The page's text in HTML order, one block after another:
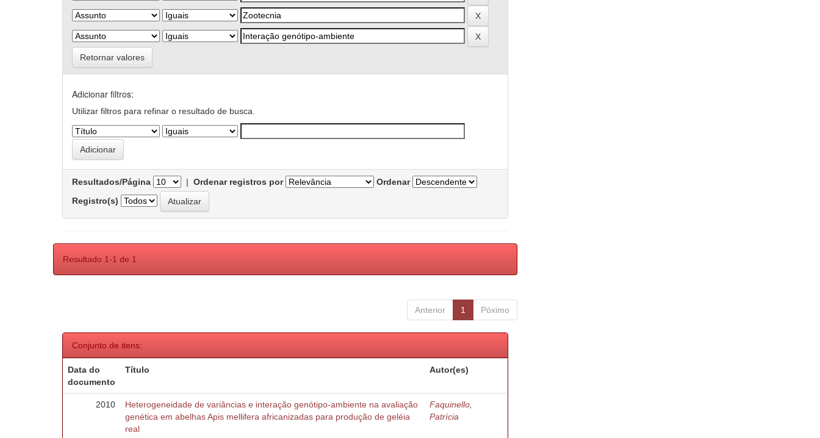
Retornar valores
Adicionar filtros:
Utilizar filtros para refinar o resultado de busca.
Resultados/Página | Ordenar registros por
Ordenar
Registro(s)
Resultado 1-1 de 1.
Anterior 1 Póximo
Conjunto de itens:
Data do
documento
Título Autor(es)
2010
Heterogeneidade de variâncias e interação genótipo-ambiente na avaliação
genética em abelhas Apis mellifera africanizadas para produção de geléia
real
Faquinello,
Patrícia